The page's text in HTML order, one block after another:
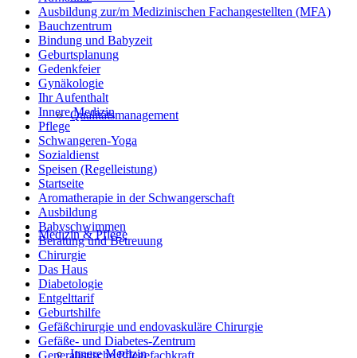
Qualitätsmanagement
Medizin & Pflege
Innere Medizin
Ausbildung zur/m Medizinischen Fachangestellten (MFA)
Bauchzentrum
Bindung und Babyzeit
Geburtsplanung
Gedenkfeier
Gynäkologie
Ihr Aufenthalt
Innere Medizin
Pflege
Schwangeren-Yoga
Sozialdienst
Speisen (Regelleistung)
Startseite
Aromatherapie in der Schwangerschaft
Ausbildung
Babyschwimmen
Beratung und Betreuung
Chirurgie
Das Haus
Diabetologie
Entgelttarif
Geburtshilfe
Gefäßchirurgie und endovaskuläre Chirurgie
Gefäße- und Diabetes-Zentrum